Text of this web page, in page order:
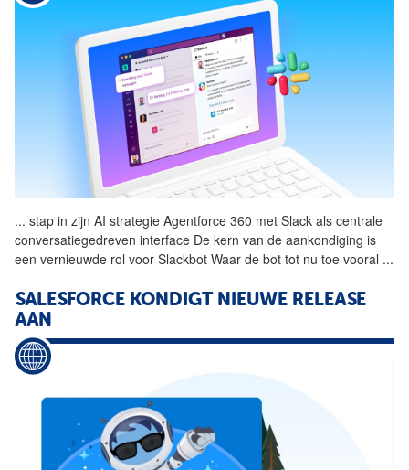
... stap in zijn AI strategie Agentforce 360 met Slack als centrale
conversatiegedreven interface De kern van de aankondiging is
een vernieuwde rol voor Slackbot Waar de bot tot nu toe vooral ...
SALESFORCE KONDIGT NIEUWE RELEASE
AAN